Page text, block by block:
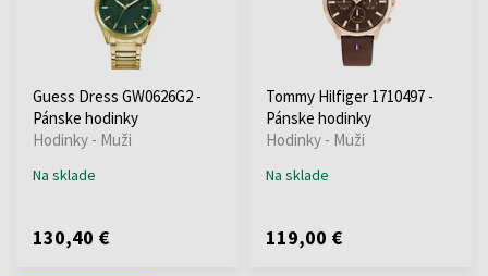
Guess Dress GW0626G2 -
Pánske hodinky
Hodinky - Muži
Na sklade
130,40 €
Tommy Hilfiger 1710497 -
Pánske hodinky
Hodinky - Muži
Na sklade
119,00 €